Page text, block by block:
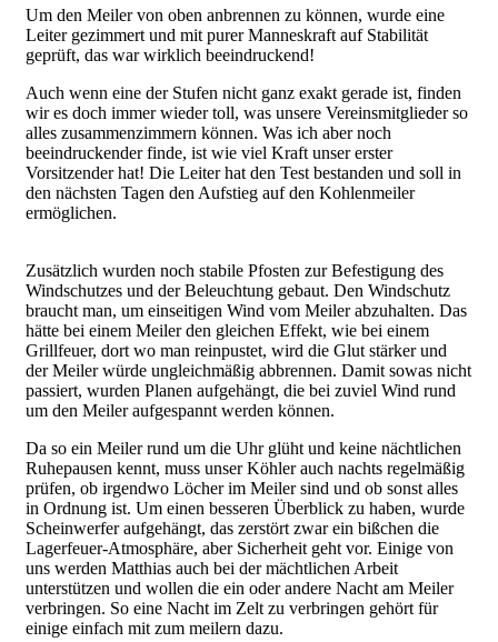
CIMG5113.JPG
Um den Meiler von oben anbrennen zu können, wurde eine
Leiter gezimmert und mit purer Manneskraft auf Stabilität
geprüft, das war wirklich beeindruckend!
Auch wenn eine der Stufen nicht ganz exakt gerade ist, finden
wir es doch immer wieder toll, was unsere Vereinsmitglieder so
alles zusammenzimmern können. Was ich aber noch
beeindruckender finde, ist wie viel Kraft unser erster
Vorsitzender hat! Die Leiter hat den Test bestanden und soll in
den nächsten Tagen den Aufstieg auf den Kohlenmeiler
ermöglichen.
CIMG5128.JPG
Zusätzlich wurden noch stabile Pfosten zur Befestigung des
Windschutzes und der Beleuchtung gebaut. Den Windschutz
braucht man, um einseitigen Wind vom Meiler abzuhalten. Das
hätte bei einem Meiler den gleichen Effekt, wie bei einem
Grillfeuer, dort wo man reinpustet, wird die Glut stärker und
der Meiler würde ungleichmäßig abbrennen. Damit sowas nicht
passiert, wurden Planen aufgehängt, die bei zuviel Wind rund
um den Meiler aufgespannt werden können.
Da so ein Meiler rund um die Uhr glüht und keine nächtlichen
Ruhepausen kennt, muss unser Köhler auch nachts regelmäßig
prüfen, ob irgendwo Löcher im Meiler sind und ob sonst alles
in Ordnung ist. Um einen besseren Überblick zu haben, wurde
Scheinwerfer aufgehängt, das zerstört zwar ein bißchen die
Lagerfeuer-Atmosphäre, aber Sicherheit geht vor. Einige von
uns werden Matthias auch bei der mächtlichen Arbeit
unterstützen und wollen die ein oder andere Nacht am Meiler
verbringen. So eine Nacht im Zelt zu verbringen gehört für
einige einfach mit zum meilern dazu.